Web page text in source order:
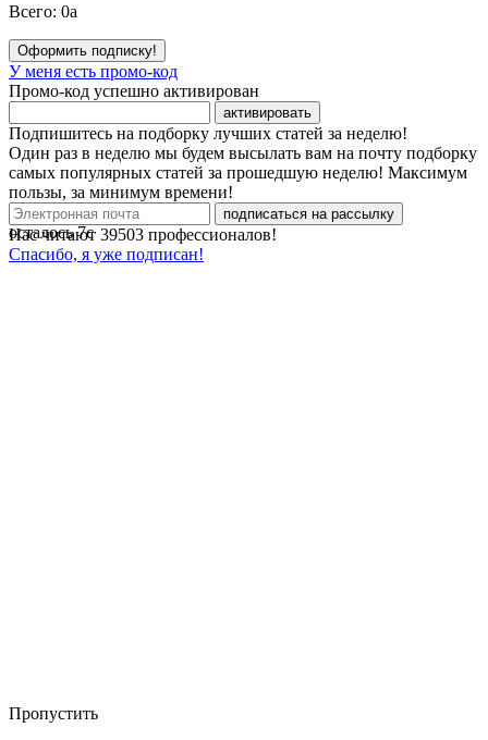
Всего: 0a
Оформить подписку!
У меня есть промо-код
Промо-код успешно активирован
активировать
Подпишитесь на подборку лучших статей за неделю!
Один раз в неделю мы будем высылать вам на почту подборку
самых популярных статей за прошедшую неделю! Максимум
пользы, за минимум времени!
подписаться на рассылку
Нас читают 39503 профессионалов!
Спасибо, я уже подписан!
осталось7с
Пропустить